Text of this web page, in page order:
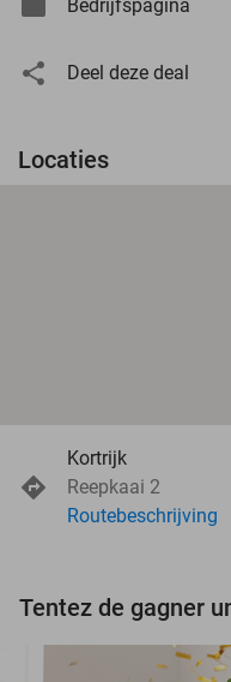
Bedrijfspagina
Deel deze deal
Locaties
Kortrijk
Reepkaai 2
Routebeschrijving